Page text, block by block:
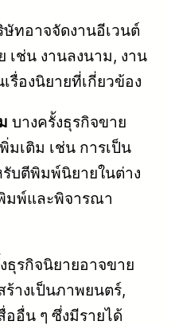
ษัทอาจจัดงานอีเวนต์
เช่น งานลงนาม, งาน
รื่องนิยายที่เกี่ยวข้อง
บางครั้งธุรกิจขาย
มเติม เช่น การเป็น
บตีพิมพ์นิยายในต่าง
มพ์และพิจารณา
ธุรกิจนิยายอาจขาย
างเป็นภาพยนตร์,
อื่น ๆ ซึ่งมีรายได้